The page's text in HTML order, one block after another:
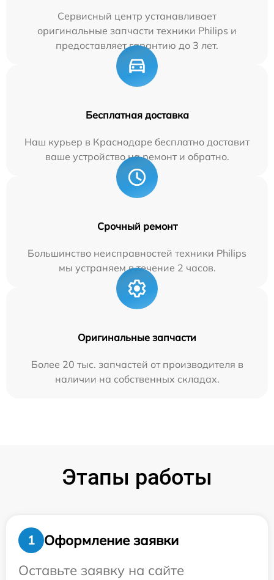
Сервисный центр устанавливает
оригинальные запчасти техники Philips и
предоставляет гарантию до 3 лет.
Бесплатная доставка
Наш курьер в Краснодаре бесплатно доставит
ваше устройство на ремонт и обратно.
Срочный ремонт
Большинство неисправностей техники Philips
мы устраняем в течение 2 часов.
Оригинальные запчасти
Более 20 тыс. запчастей от производителя в
наличии на собственных складах.
Этапы работы
1
Оформление заявки
Оставьте заявку на сайте